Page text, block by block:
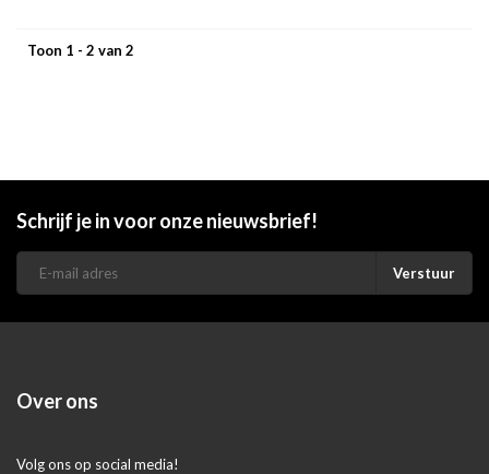
Toon 1 - 2 van 2
Schrijf je in voor onze nieuwsbrief!
Verstuur
Over ons
Volg ons op social media!